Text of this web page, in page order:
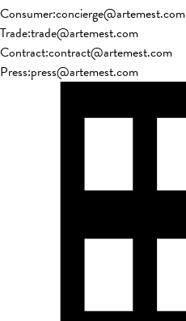
Consumer:concierge@artemest.com
Trade:trade@artemest.com
Contract:contract@artemest.com
Press:press@artemest.com